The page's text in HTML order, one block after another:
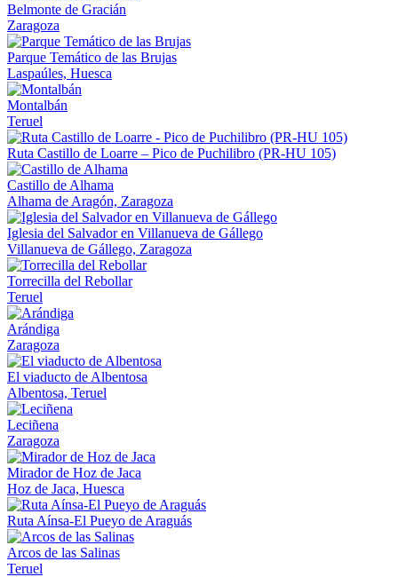
Belmonte de Gracián
Zaragoza
Parque Temático de las Brujas
Laspaúles, Huesca
Montalbán
Teruel
Ruta Castillo de Loarre – Pico de Puchilibro (PR-HU 105)
Castillo de Alhama
Alhama de Aragón, Zaragoza
Iglesia del Salvador en Villanueva de Gállego
Villanueva de Gállego, Zaragoza
Torrecilla del Rebollar
Teruel
Arándiga
Zaragoza
El viaducto de Albentosa
Albentosa, Teruel
Leciñena
Zaragoza
Mirador de Hoz de Jaca
Hoz de Jaca, Huesca
Ruta Aínsa-El Pueyo de Araguás
Arcos de las Salinas
Teruel